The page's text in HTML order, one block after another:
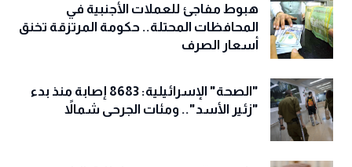
هبوط مفاجئ للعملات الأجنبية في
المحافظات المحتلة.. حكومة المرتزقة تخنق
أسعار الصرف
"الصحة" الإسرائيلية: 8683 إصابة منذ بدء
"زئير الأسد".. ومئات الجرحى شمالاً